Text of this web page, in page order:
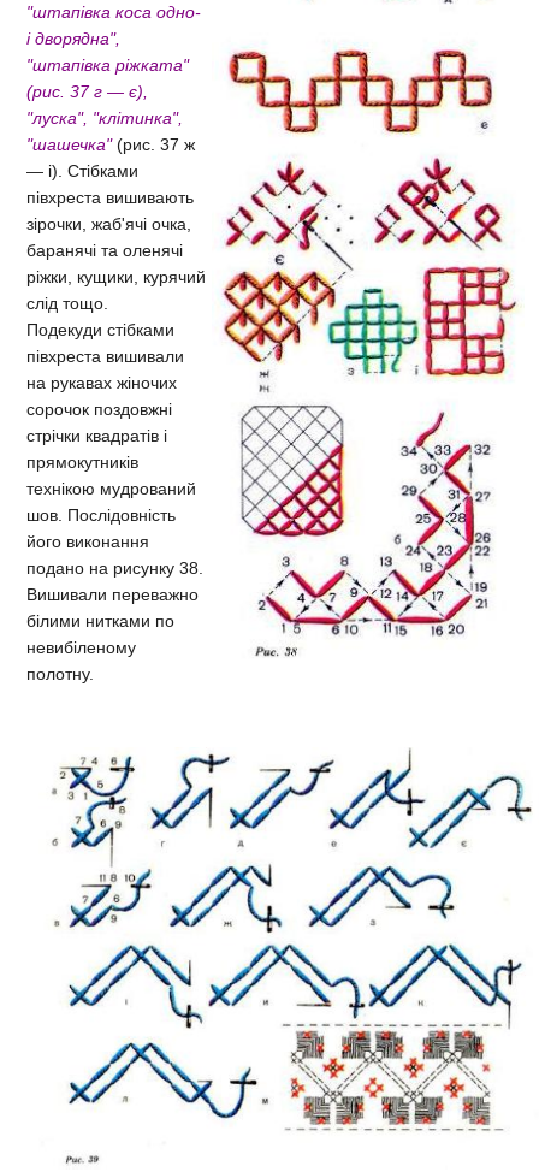
"штапівка коса одно-
і дворядна",
"штапівка ріжката"
(рис. 37 г — є),
"луска", "клітинка",
"шашечка" (рис. 37 ж
— і). Стібками
півхреста вишивають
зірочки, жаб'ячі очка,
баранячі та оленячі
ріжки, кущики, курячий
слід тощо.
Подекуди стібками
півхреста вишивали
на рукавах жіночих
сорочок поздовжні
стрічки квадратів і
прямокутників
технікою мудрований
шов. Послідовність
його виконання
подано на рисунку 38.
Вишивали переважно
білими нитками по
невибіленому
полотну.